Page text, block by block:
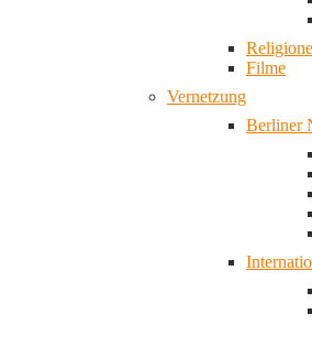
Filme
Vernetzung
Berliner